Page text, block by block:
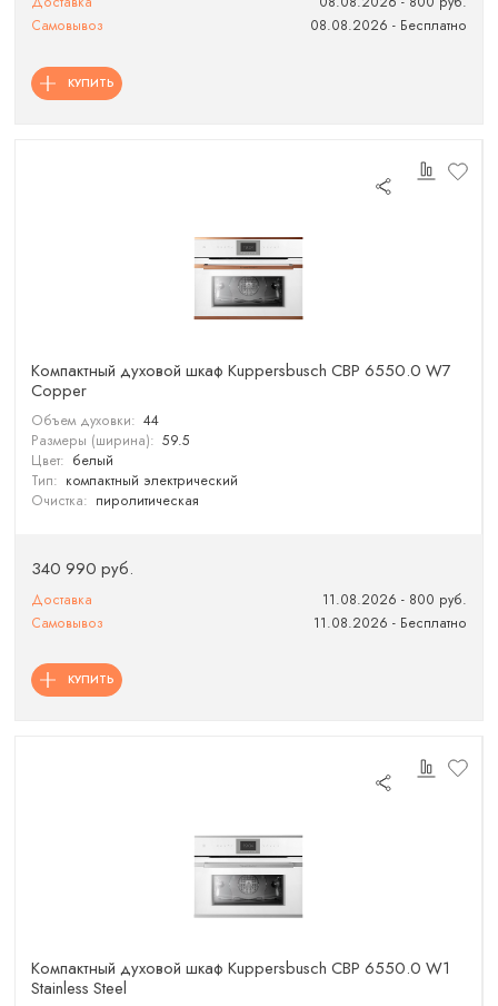
Самовывоз
08.08.2026 - Бесплатно
КУПИТЬ
Компактный духовой шкаф Kuppersbusch CBP 6550.0 W7
Copper
Объем духовки: 44
Размеры (ширина): 59.5
Цвет: белый
Тип: компактный электрический
Очистка: пиролитическая
340 990 руб.
Доставка
11.08.2026 - 800 руб.
Самовывоз
11.08.2026 - Бесплатно
КУПИТЬ
Компактный духовой шкаф Kuppersbusch CBP 6550.0 W1
Stainless Steel